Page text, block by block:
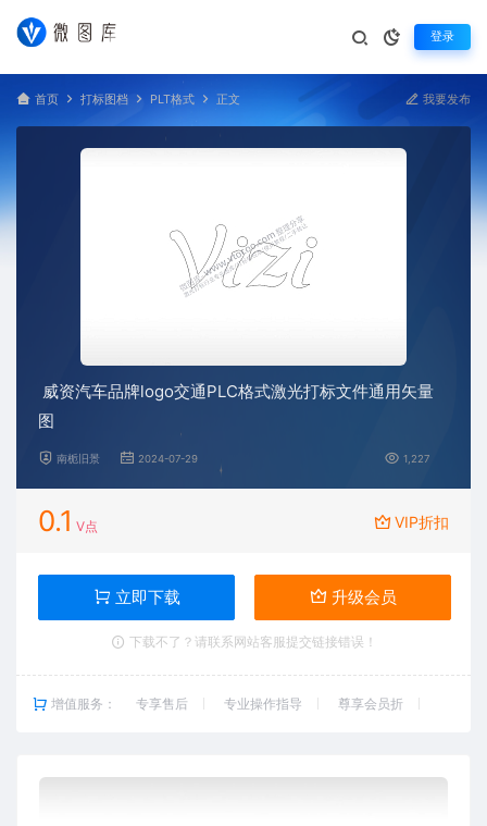
登录
首页 打标图档 PLT格式 正文 我要发布
威资汽车品牌logo交通PLC格式激光打标文件通用矢量
图
南栀旧景 2024-07-29 1,227
0.1 V点 VIP折扣
立即下载 升级会员
下载不了？请联系网站客服提交链接错误！
增值服务： 专享售后 专业操作指导 尊享会员折